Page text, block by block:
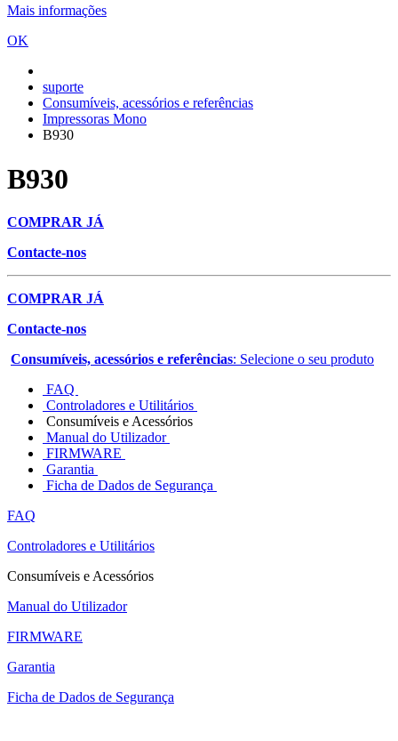
Mais informações
OK
suporte
Consumíveis, acessórios e referências
Impressoras Mono
B930
B930
COMPRAR JÁ
Contacte-nos
COMPRAR JÁ
Contacte-nos
Consumíveis, acessórios e referências: Selecione o seu produto
FAQ
Controladores e Utilitários
Consumíveis e Acessórios
Manual do Utilizador
FIRMWARE
Garantia
Ficha de Dados de Segurança
FAQ
Controladores e Utilitários
Consumíveis e Acessórios
Manual do Utilizador
FIRMWARE
Garantia
Ficha de Dados de Segurança